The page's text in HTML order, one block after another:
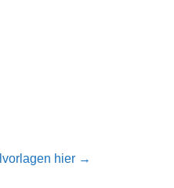
hier →